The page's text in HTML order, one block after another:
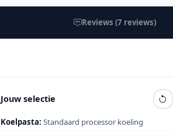
Reviews (7 reviews)
Jouw selectie
Koelpasta: Standaard processor koeling